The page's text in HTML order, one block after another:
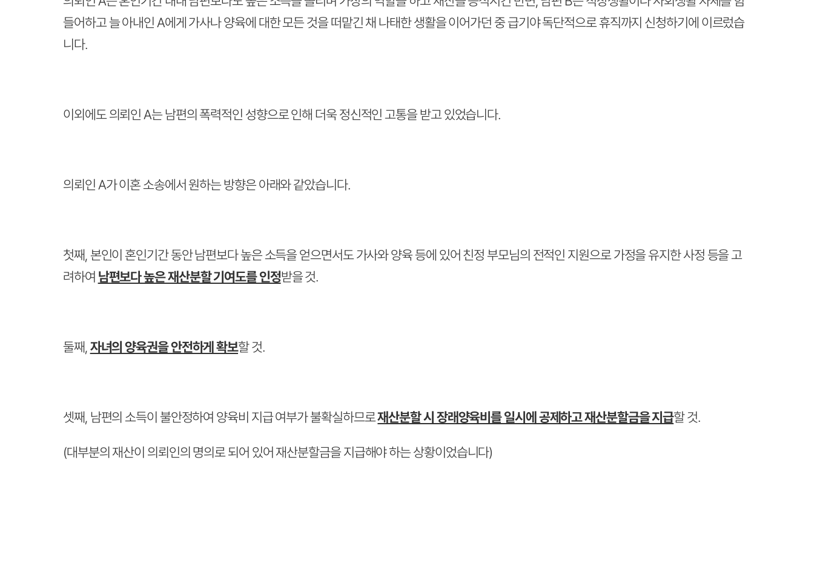
들어하고 늘 아내인 A에게 가사나 양육에 대한 모든 것을 떠맡긴 채 나태한 생활을 이어가던 중 급기야 독단적으로 휴직까지 신청하기에 이르렀습
니다.
이외에도 의뢰인 A는 남편의 폭력적인 성향으로 인해 더욱 정신적인 고통을 받고 있었습니다.
의뢰인 A가 이혼 소송에서 원하는 방향은 아래와 같았습니다.
첫째, 본인이 혼인기간 동안 남편보다 높은 소득을 얻으면서도 가사와 양육 등에 있어 친정 부모님의 전적인 지원으로 가정을 유지한 사정 등을 고
려하여 남편보다 높은 재산분할 기여도를 인정받을 것.
둘째,자녀의 양육권을 안전하게 확보할 것.
셋째, 남편의 소득이 불안정하여 양육비 지급 여부가 불확실하므로재산분할 시 장래양육비를 일시에 공제하고 재산분할금을 지급할 것.
(대부분의 재산이 의뢰인의 명의로 되어 있어 재산분할금을 지급해야 하는 상황이었습니다)